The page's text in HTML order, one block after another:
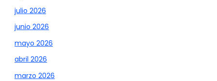
julio 2026
junio 2026
mayo 2026
abril 2026
marzo 2026